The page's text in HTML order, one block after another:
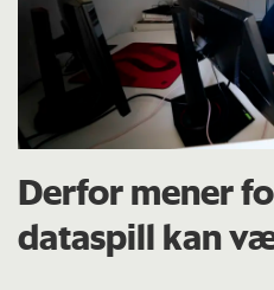
Derfor mener
dataspill kan